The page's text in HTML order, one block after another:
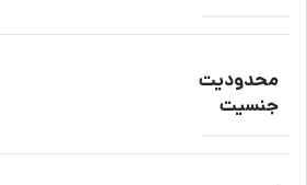
محدودیت
جنسیت